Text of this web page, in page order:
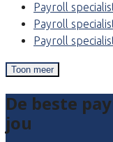
Payroll
Payroll
Payroll
Toon meer
De beste
jou